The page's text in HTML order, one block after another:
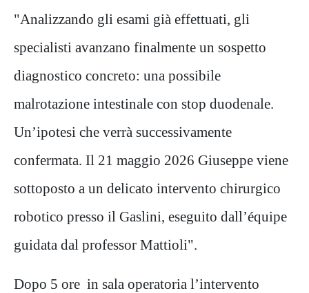
"Analizzando gli esami già effettuati, gli
specialisti avanzano finalmente un sospetto
diagnostico concreto: una possibile
malrotazione intestinale con stop duodenale.
Un’ipotesi che verrà successivamente
confermata. Il 21 maggio 2026 Giuseppe viene
sottoposto a un delicato intervento chirurgico
robotico presso il Gaslini, eseguito dall’équipe
guidata dal professor Mattioli".
Dopo 5 ore in sala operatoria l’intervento